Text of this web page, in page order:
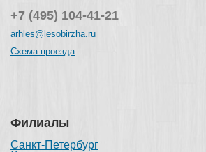
+7 (495) 104-41-21
arhles@lesobirzha.ru
Схема проезда
Филиалы
Санкт-Петербург